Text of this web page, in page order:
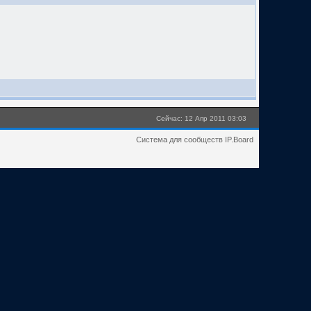
Сейчас: 12 Апр 2011 03:03
Система для сообществ IP.Board